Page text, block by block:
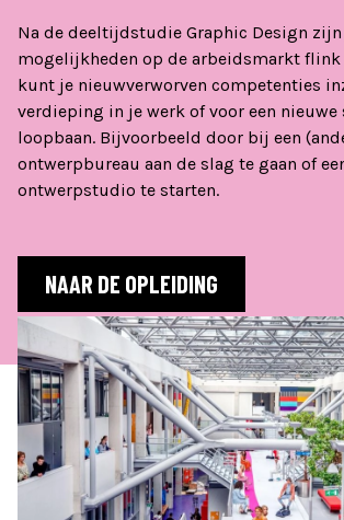
Na de deeltijdstudie Graphic Design
mogelijkheden op de arbeidsmarkt flink
kunt je nieuwverworven competenties
verdieping in je werk of voor een nieuwe
loopbaan. Bijvoorbeeld door bij een
ontwerpbureau aan de slag te gaan of
ontwerpstudio te starten.
NAAR DE OPLEIDING